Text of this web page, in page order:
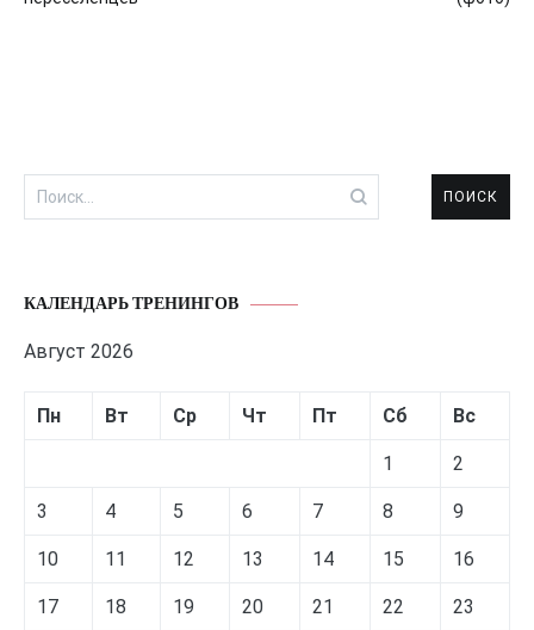
Найти:
КАЛЕНДАРЬ ТРЕНИНГОВ
Август 2026
Пн Вт Ср Чт Пт Сб Вс
1 2
3 4 5 6 7 8 9
10 11 12 13 14 15 16
17 18 19 20 21 22 23